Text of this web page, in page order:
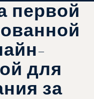
первой
для
за